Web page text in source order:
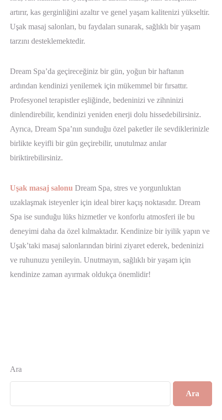
artırır, kas gerginliğini azaltır ve genel yaşam kalitenizi yükseltir.
Uşak masaj salonları, bu faydaları sunarak, sağlıklı bir yaşam
tarzını desteklemektedir.
Dream Spa’da geçireceğiniz bir gün, yoğun bir haftanın
ardından kendinizi yenilemek için mükemmel bir fırsattır.
Profesyonel terapistler eşliğinde, bedeninizi ve zihninizi
dinlendirebilir, kendinizi yeniden enerji dolu hissedebilirsiniz.
Ayrıca, Dream Spa’nın sunduğu özel paketler ile sevdiklerinizle
birlikte keyifli bir gün geçirebilir, unutulmaz anılar
biriktirebilirsiniz.
Uşak masaj salonu Dream Spa, stres ve yorgunluktan
uzaklaşmak isteyenler için ideal birer kaçış noktasıdır. Dream
Spa ise sunduğu lüks hizmetler ve konforlu atmosferi ile bu
deneyimi daha da özel kılmaktadır. Kendinize bir iyilik yapın ve
Uşak’taki masaj salonlarından birini ziyaret ederek, bedeninizi
ve ruhunuzu yenileyin. Unutmayın, sağlıklı bir yaşam için
kendinize zaman ayırmak oldukça önemlidir!
Ara
Ara